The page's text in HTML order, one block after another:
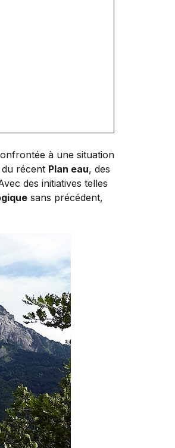
à une situation
du récent Plan eau, des
des initiatives telles
sans précédent,